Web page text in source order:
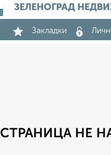
ЗЕЛЕНОГРАД
Закладки
СТРАНИЦА НЕ